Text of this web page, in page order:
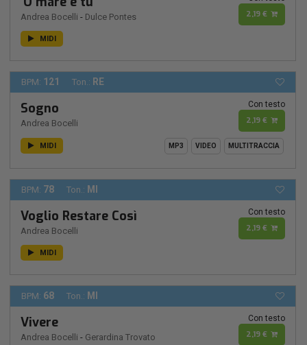
Andrea Bocelli - Dulce Pontes 2,19 €
MIDI
BPM: 121 Ton.: RE
Sogno
Andrea Bocelli
Con testo
2,19 €
MIDI MP3 VIDEO MULTITRACCIA
BPM: 78 Ton.: MI
Voglio Restare Così
Andrea Bocelli
Con testo
2,19 €
MIDI
BPM: 68 Ton.: MI
Vivere
Andrea Bocelli - Gerardina Trovato
Con testo
2,19 €